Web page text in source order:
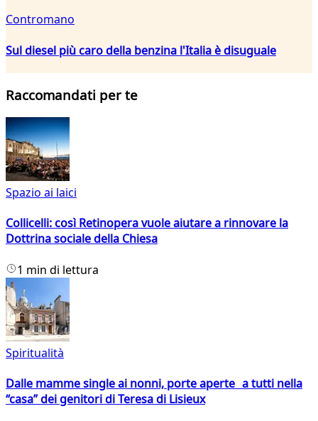
Contromano
Sul diesel più caro della benzina l'Italia è disuguale
Raccomandati per te
Spazio ai laici
Collicelli: così Retinopera vuole aiutare a rinnovare la
Dottrina sociale della Chiesa
1 min di lettura
Spiritualità
Dalle mamme single ai nonni, porte aperte a tutti nella
“casa” dei genitori di Teresa di Lisieux